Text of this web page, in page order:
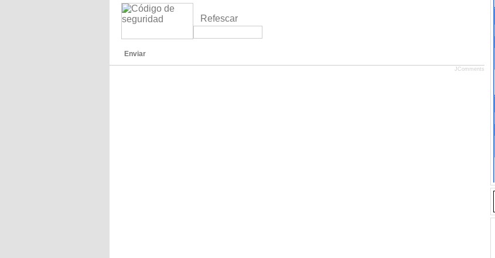
Refescar
Enviar
JComments